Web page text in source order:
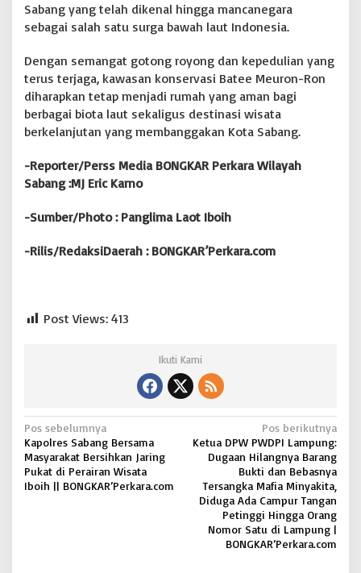
Sabang yang telah dikenal hingga mancanegara
sebagai salah satu surga bawah laut Indonesia.
Dengan semangat gotong royong dan kepedulian yang
terus terjaga, kawasan konservasi Batee Meuron-Ron
diharapkan tetap menjadi rumah yang aman bagi
berbagai biota laut sekaligus destinasi wisata
berkelanjutan yang membanggakan Kota Sabang.
-Reporter/Perss Media BONGKAR Perkara Wilayah
Sabang :MJ Eric Karno
-Sumber/Photo : Panglima Laot Iboih
-Rilis/RedaksiDaerah : BONGKAR’Perkara.com
Post Views: 413
Ikuti Kami
N
a
v
Pos sebelumnya
Kapolres Sabang Bersama
Masyarakat Bersihkan Jaring
Pukat di Perairan Wisata
Iboih || BONGKAR’Perkara.com
Pos berikutnya
Ketua DPW PWDPI Lampung:
Dugaan Hilangnya Barang
Bukti dan Bebasnya
Tersangka Mafia Minyakita,
Diduga Ada Campur Tangan
Petinggi Hingga Orang
Nomor Satu di Lampung |
BONGKAR’Perkara.com